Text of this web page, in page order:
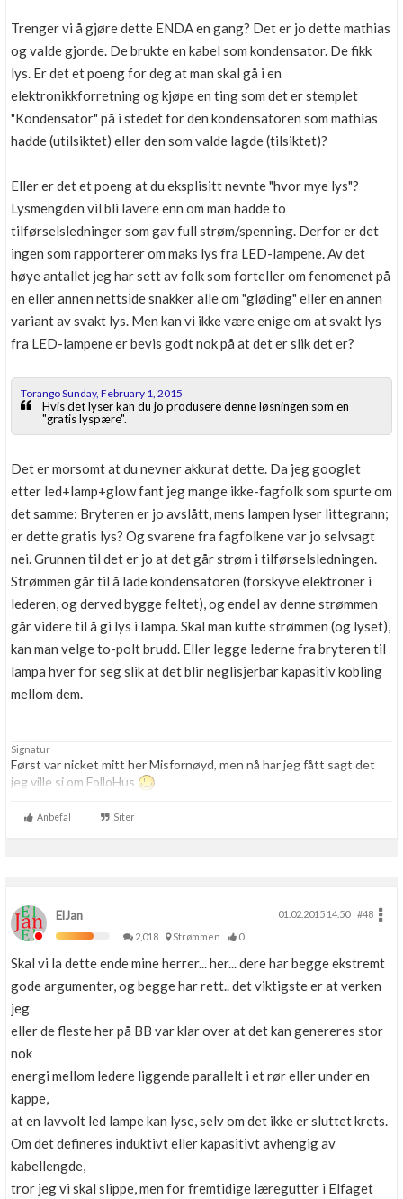
Trenger vi å gjøre dette ENDA en gang? Det er jo dette mathias
og valde gjorde. De brukte en kabel som kondensator. De fikk
lys. Er det et poeng for deg at man skal gå i en
elektronikkforretning og kjøpe en ting som det er stemplet
"Kondensator" på i stedet for den kondensatoren som mathias
hadde (utilsiktet) eller den som valde lagde (tilsiktet)?
Eller er det et poeng at du eksplisitt nevnte "hvor mye lys"?
Lysmengden vil bli lavere enn om man hadde to
tilførselsledninger som gav full strøm/spenning. Derfor er det
ingen som rapporterer om maks lys fra LED-lampene. Av det
høye antallet jeg har sett av folk som forteller om fenomenet på
en eller annen nettside snakker alle om "gløding" eller en annen
variant av svakt lys. Men kan vi ikke være enige om at svakt lys
fra LED-lampene er bevis godt nok på at det er slik det er?
Torango Sunday, February 1, 2015
Hvis det lyser kan du jo produsere denne løsningen som en
"gratis lyspære".
Det er morsomt at du nevner akkurat dette. Da jeg googlet
etter led+lamp+glow fant jeg mange ikke-fagfolk som spurte om
det samme: Bryteren er jo avslått, mens lampen lyser littegrann;
er dette gratis lys? Og svarene fra fagfolkene var jo selvsagt
nei. Grunnen til det er jo at det går strøm i tilførselsledningen.
Strømmen går til å lade kondensatoren (forskyve elektroner i
lederen, og derved bygge feltet), og endel av denne strømmen
går videre til å gi lys i lampa. Skal man kutte strømmen (og lyset),
kan man velge to-polt brudd. Eller legge lederne fra bryteren til
lampa hver for seg slik at det blir neglisjerbar kapasitiv kobling
mellom dem.
Signatur
Først var nicket mitt her Misfornøyd, men nå har jeg fått sagt det
jeg ville si om FolloHus
Anbefal Siter
ElJan 01.02.2015 14.50
#48
2,018
Strømmen 0
Skal vi la dette ende mine herrer... her... dere har begge ekstremt
gode argumenter, og begge har rett.. det viktigste er at verken
jeg
eller de fleste her på BB var klar over at det kan genereres stor
nok
energi mellom ledere liggende parallelt i et rør eller under en
kappe,
at en lavvolt led lampe kan lyse, selv om det ikke er sluttet krets.
Om det defineres induktivt eller kapasitivt avhengig av
kabellengde,
tror jeg vi skal slippe, men for fremtidige læregutter i Elfaget